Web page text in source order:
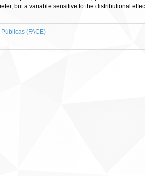
but a variable sensitive to the distributional
(FACE)